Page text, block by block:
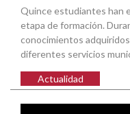
Quince estudiantes han
etapa de formación.
conocimientos
diferentes servicios
Actualidad